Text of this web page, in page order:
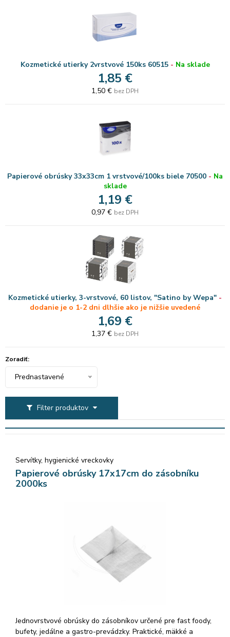
Kozmetické utierky 2vrstvové 150ks 60515- Na sklade
1,85 €
1,50 € bez DPH
Papierové obrúsky 33x33cm 1 vrstvové/100ks biele 70500 - Na
sklade
1,19 €
0,97 € bez DPH
Kozmetické utierky, 3-vrstvové, 60 listov, "Satino by Wepa" -
dodanie je o 1-2 dni dlhšie ako je nižšie uvedené
1,69 €
1,37 € bez DPH
Filter produktov
Zoradiť:
Prednastavené
Servítky, hygienické vreckovky
Papierové obrúsky 17x17cm do zásobníku
2000ks
Jednovrstvové obrúsky do zásobníkov určené pre fast foody,
bufety, jedálne a gastro-prevádzky. Praktické, mäkké a